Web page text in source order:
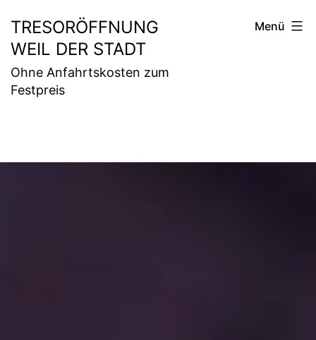
Inhalt
springen
TRESORÖFFNUNG
WEIL DER STADT
Ohne Anfahrtskosten zum
Festpreis
Menü